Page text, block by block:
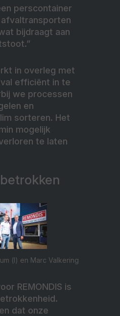
perscontainer
bijdraagt aan
in overleg met
efficiënt in te
we processen
en
sorteren. Het
mogelijk
te laten
(l) en Marc Valkering
REMONDIS is
dat onze